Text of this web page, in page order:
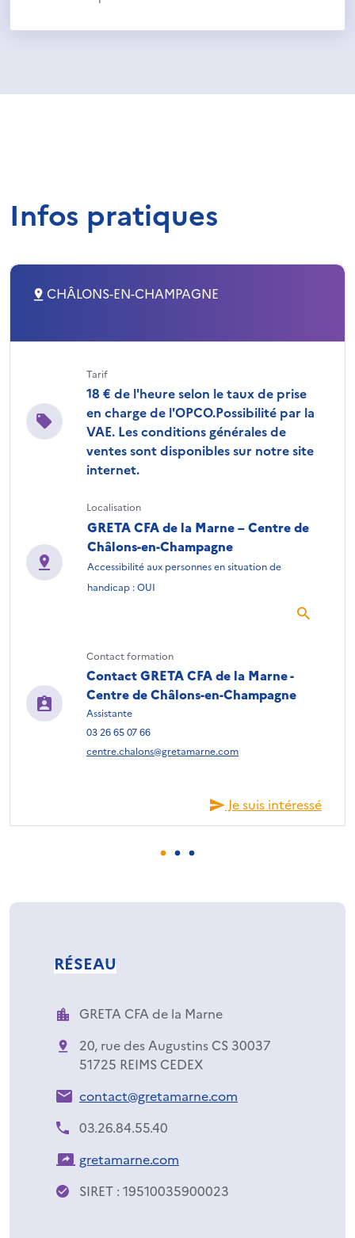
Infos pratiques
CHÂLONS-EN-CHAMPAGNE
Tarif
18 € de l'heure selon le taux de prise
en charge de l'OPCO.Possibilité par la
VAE. Les conditions générales de
ventes sont disponibles sur notre site
internet.
Localisation
GRETA CFA de la Marne – Centre de
Châlons-en-Champagne
Accessibilité aux personnes en situation de
handicap : OUI
Contact formation
Contact GRETA CFA de la Marne -
Centre de Châlons-en-Champagne
Assistante
03 26 65 07 66
centre.chalons@gretamarne.com
Je suis intéressé
RÉSEAU
GRETA CFA de la Marne
20, rue des Augustins CS 30037
51725 REIMS CEDEX
contact@gretamarne.com
03.26.84.55.40
gretamarne.com
SIRET : 19510035900023